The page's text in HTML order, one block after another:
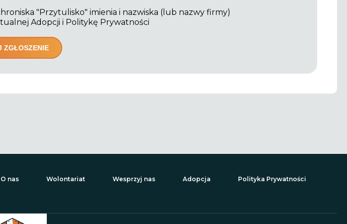
"Przytulisko" imienia i nazwiska (lub nazwy firmy)
Adopcji i Politykę Prywatności
O nas Wolontariat Wesprzyj nas Adopcja Polityka Prywatności